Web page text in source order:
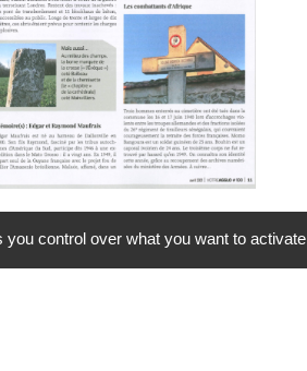
photo dans le
d'avril 2021 en allant sur
control over what you want to activate